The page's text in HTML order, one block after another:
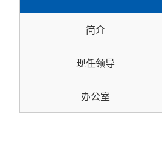
简介
现任领导
办公室